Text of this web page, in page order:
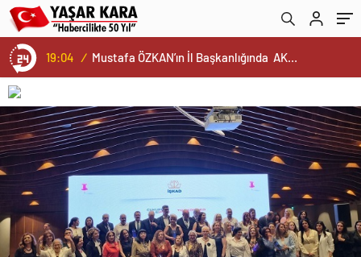
19:04 / Mustafa ÖZKAN’ın İl Başkanlığında AK Parti’nin Yeni İl Yönetim Kurulu ve Başkanlık Divanı Belli Oldu…Bu arada Cumhurbaşkanımız ERDOĞAN ve Ak Parti’ye Daima Vefa Dolu Bağlılıklarıyla Kamuoyunca Yakinen Bilinen Gazeteci Mustafa ÖZALP ve Tanınmış Esnaf Değerimiz Hüseyin OĞUZ’da Yönetim Kurulunda Görev Aldı…